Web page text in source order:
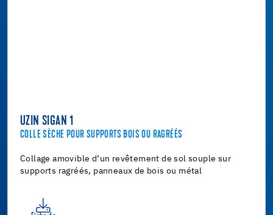
UZIN SIGAN 1
COLLE SÈCHE POUR SUPPORTS BOIS OU RAGRÉÉS
Collage amovible d’un revêtement de sol souple sur
supports ragréés, panneaux de bois ou métal